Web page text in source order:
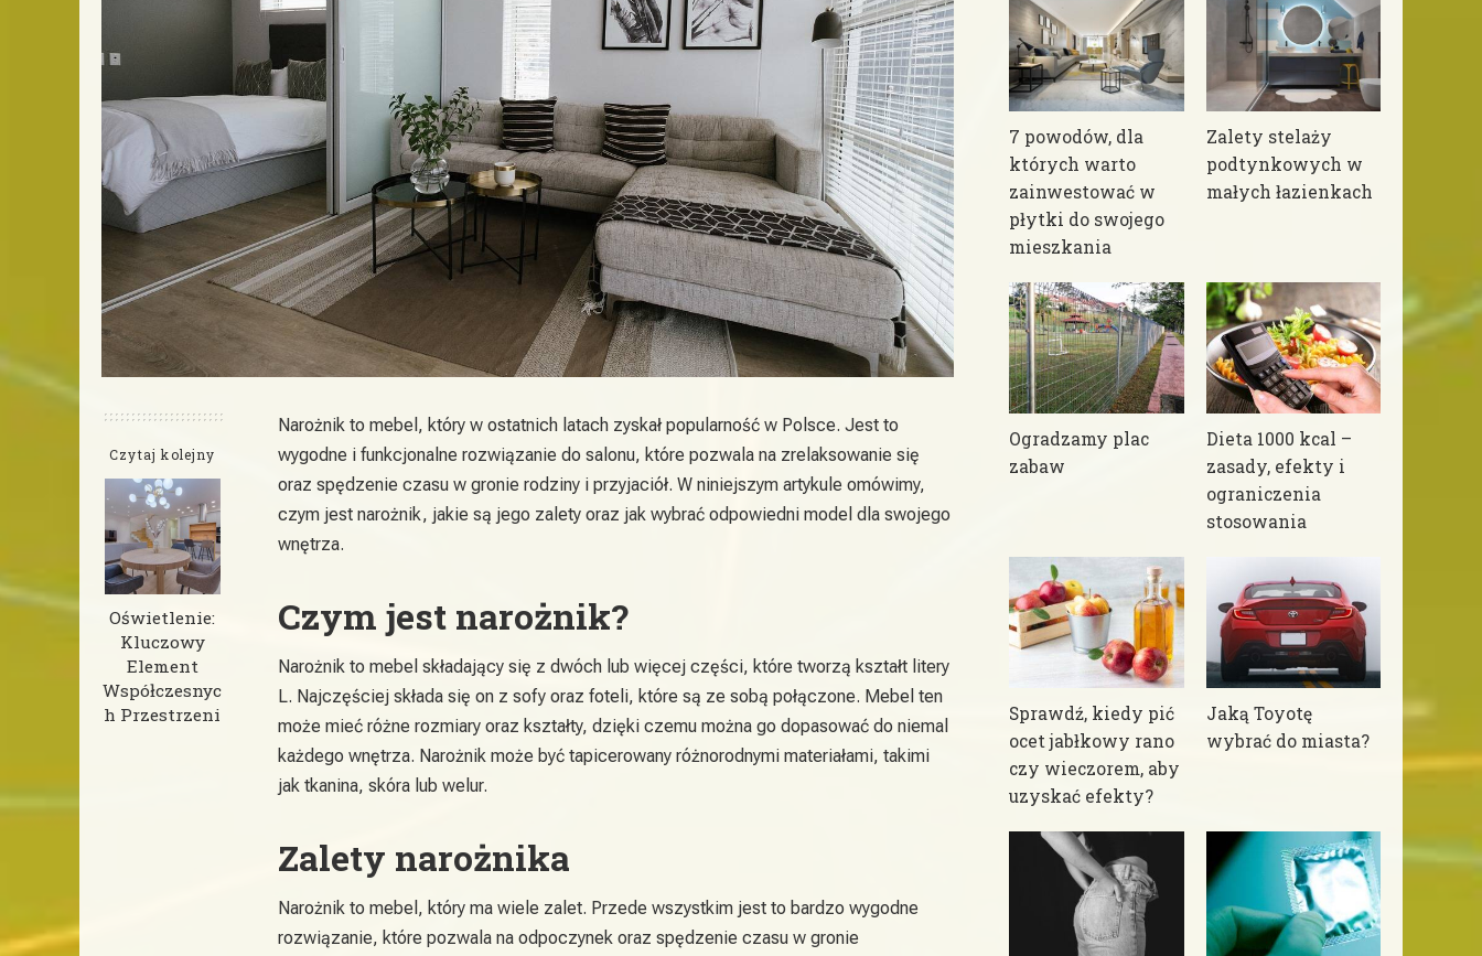
Czytaj kolejny
Oświetlenie:
Kluczowy
Element
Współczesnyc
h Przestrzeni
Narożnik to mebel, który w ostatnich latach zyskał popularność w Polsce. Jest to
wygodne i funkcjonalne rozwiązanie do salonu, które pozwala na zrelaksowanie się
oraz spędzenie czasu w gronie rodziny i przyjaciół. W niniejszym artykule omówimy,
czym jest narożnik, jakie są jego zalety oraz jak wybrać odpowiedni model dla swojego
wnętrza.
Czym jest narożnik?
Narożnik to mebel składający się z dwóch lub więcej części, które tworzą kształt litery
L. Najczęściej składa się on z sofy oraz foteli, które są ze sobą połączone. Mebel ten
może mieć różne rozmiary oraz kształty, dzięki czemu można go dopasować do niemal
każdego wnętrza. Narożnik może być tapicerowany różnorodnymi materiałami, takimi
jak tkanina, skóra lub welur.
Zalety narożnika
Narożnik to mebel, który ma wiele zalet. Przede wszystkim jest to bardzo wygodne
rozwiązanie, które pozwala na odpoczynek oraz spędzenie czasu w gronie
7 powodów, dla
których warto
zainwestować w
płytki do swojego
mieszkania
Zalety stelaży
podtynkowych w
małych łazienkach
Ogradzamy plac
zabaw
Dieta 1000 kcal –
zasady, efekty i
ograniczenia
stosowania
Sprawdź, kiedy pić
ocet jabłkowy rano
czy wieczorem, aby
uzyskać efekty?
Jaką Toyotę
wybrać do miasta?